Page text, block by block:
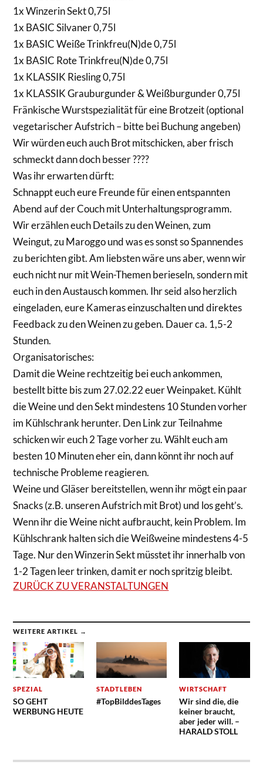
1x Winzerin Sekt 0,75l
1x BASIC Silvaner 0,75l
1x BASIC Weiße Trinkfreu(N)de 0,75l
1x BASIC Rote Trinkfreu(N)de 0,75l
1x KLASSIK Riesling 0,75l
1x KLASSIK Grauburgunder & Weißburgunder 0,75l
Fränkische Wurstspezialität für eine Brotzeit (optional
vegetarischer Aufstrich – bitte bei Buchung angeben)
Wir würden euch auch Brot mitschicken, aber frisch
schmeckt dann doch besser ????
Was ihr erwarten dürft:
Schnappt euch eure Freunde für einen entspannten
Abend auf der Couch mit Unterhaltungsprogramm.
Wir erzählen euch Details zu den Weinen, zum
Weingut, zu Maroggo und was es sonst so Spannendes
zu berichten gibt. Am liebsten wäre uns aber, wenn wir
euch nicht nur mit Wein-Themen berieseln, sondern mit
euch in den Austausch kommen. Ihr seid also herzlich
eingeladen, eure Kameras einzuschalten und direktes
Feedback zu den Weinen zu geben. Dauer ca. 1,5-2
Stunden.
Organisatorisches:
Damit die Weine rechtzeitig bei euch ankommen,
bestellt bitte bis zum 27.02.22 euer Weinpaket. Kühlt
die Weine und den Sekt mindestens 10 Stunden vorher
im Kühlschrank herunter. Den Link zur Teilnahme
schicken wir euch 2 Tage vorher zu. Wählt euch am
besten 10 Minuten eher ein, dann könnt ihr noch auf
technische Probleme reagieren.
Weine und Gläser bereitstellen, wenn ihr mögt ein paar
Snacks (z.B. unseren Aufstrich mit Brot) und los geht’s.
Wenn ihr die Weine nicht aufbraucht, kein Problem. Im
Kühlschrank halten sich die Weißweine mindestens 4-5
Tage. Nur den Winzerin Sekt müsstet ihr innerhalb von
1-2 Tagen leer trinken, damit er noch spritzig bleibt.
ZURÜCK ZU VERANSTALTUNGEN
WEITERE ARTIKEL →
SPEZIAL
SO GEHT
WERBUNG HEUTE
STADTLEBEN
#TopBilddesTages
WIRTSCHAFT
Wir sind die, die
keiner braucht,
aber jeder will. –
HARALD STOLL